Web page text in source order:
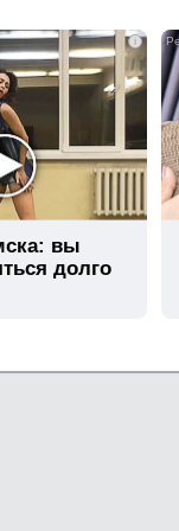
i
вы
долго